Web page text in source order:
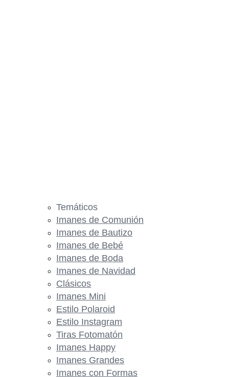
Temáticos
Imanes de Comunión
Imanes de Bautizo
Imanes de Bebé
Imanes de Boda
Imanes de Navidad
Clásicos
Imanes Mini
Estilo Polaroid
Estilo Instagram
Tiras Fotomatón
Imanes Happy
Imanes Grandes
Imanes con Formas